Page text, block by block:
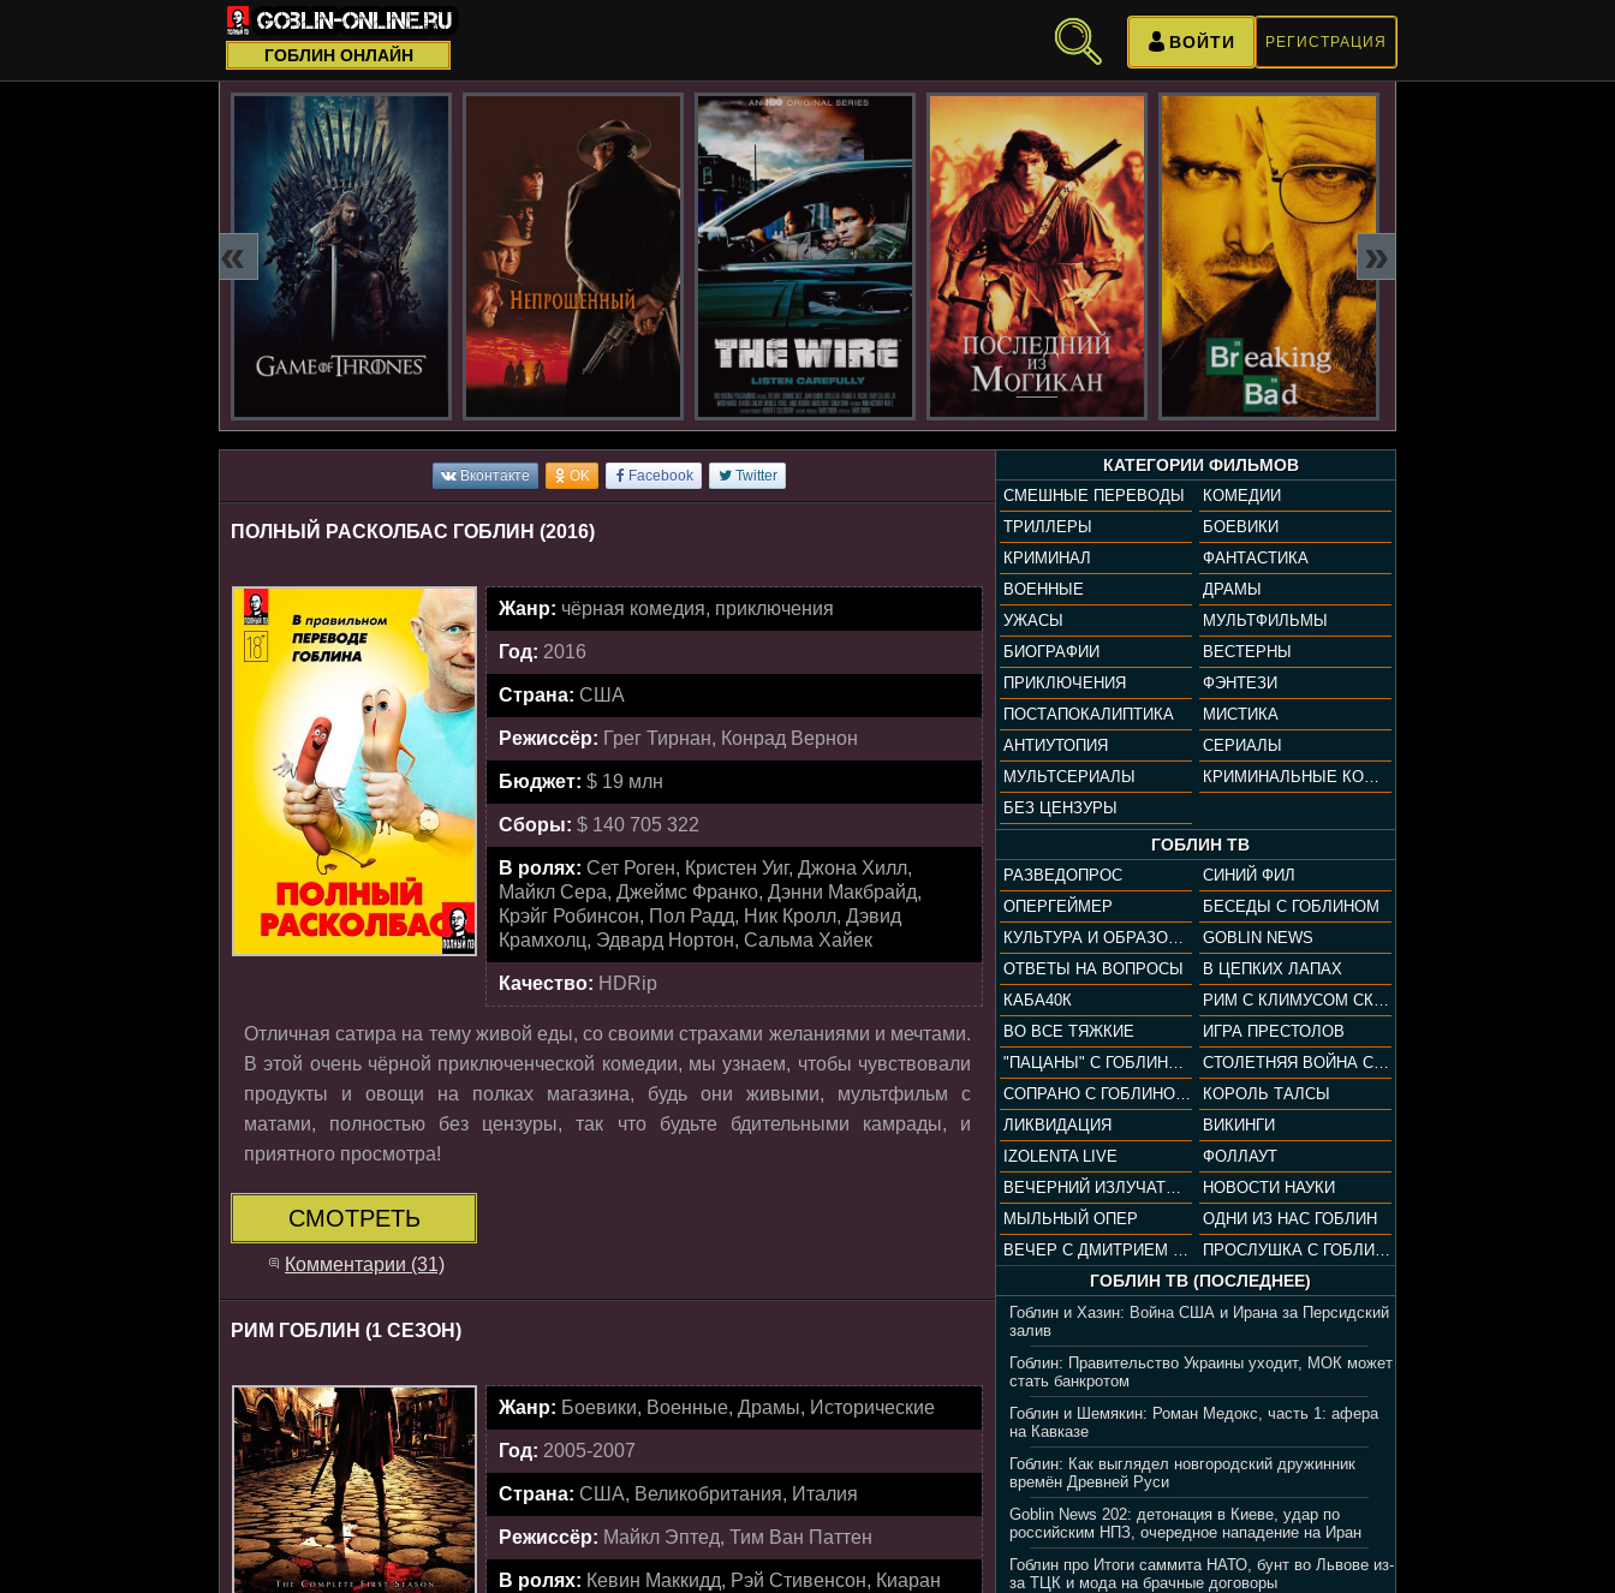
ГОБЛИН ОНЛАЙН
РЕГИСТРАЦИЯ
ВОЙТИ
« »
КАТЕГОРИИ ФИЛЬМОВ
СМЕШНЫЕ ПЕРЕВОДЫ
КОМЕДИИ
ТРИЛЛЕРЫ
БОЕВИКИ
КРИМИНАЛ
ФАНТАСТИКА
ВОЕННЫЕ
ДРАМЫ
УЖАСЫ
МУЛЬТФИЛЬМЫ
БИОГРАФИИ
ВЕСТЕРНЫ
ПРИКЛЮЧЕНИЯ
ФЭНТЕЗИ
ПОСТАПОКАЛИПТИКА
МИСТИКА
АНТИУТОПИЯ
СЕРИАЛЫ
МУЛЬТСЕРИАЛЫ
КРИМИНАЛЬНЫЕ КОМЕДИИ
БЕЗ ЦЕНЗУРЫ
ГОБЛИН ТВ
РАЗВЕДОПРОС
СИНИЙ ФИЛ
ОПЕРГЕЙМЕР
БЕСЕДЫ С ГОБЛИНОМ
КУЛЬТУРА И ОБРАЗОВАНИЕ
GOBLIN NEWS
ОТВЕТЫ НА ВОПРОСЫ
В ЦЕПКИХ ЛАПАХ
КАБА40К
РИМ С КЛИМУСОМ СКАРАБЕУСОМ
ВО ВСЕ ТЯЖКИЕ
ИГРА ПРЕСТОЛОВ
"ПАЦАНЫ" С ГОБЛИНОМ
СТОЛЕТНЯЯ ВОЙНА С КЛИМОМ ЖУКОВЫМ И ГОБЛИНОМ
СОПРАНО С ГОБЛИНОМ (РАЗБОР СЕРИАЛА)
КОРОЛЬ ТАЛСЫ
ЛИКВИДАЦИЯ
ВИКИНГИ
IZOLENTA LIVE
ФОЛЛАУТ
ВЕЧЕРНИЙ ИЗЛУЧАТЕЛЬ
НОВОСТИ НАУКИ
МЫЛЬНЫЙ ОПЕР
ОДНИ ИЗ НАС ГОБЛИН
ВЕЧЕР С ДМИТРИЕМ ПУЧКОВЫМ
ПРОСЛУШКА С ГОБЛИНОМ
ГОБЛИН ТВ (ПОСЛЕДНЕЕ)
Гоблин и Хазин: Война США и Ирана за Персидский
залив
Гоблин: Правительство Украины уходит, МОК может
стать банкротом
Гоблин и Шемякин: Роман Медокс, часть 1: афера
на Кавказе
Гоблин: Как выглядел новгородский дружинник
времён Древней Руси
Goblin News 202: детонация в Киеве, удар по
российским НПЗ, очередное нападение на Иран
Гоблин про Итоги саммита НАТО, бунт во Львове из-
за ТЦК и мода на брачные договоры
Вконтакте OK Facebook Twitter
ПОЛНЫЙ РАСКОЛБАС ГОБЛИН (2016)
Жанр: чёрная комедия, приключения
Год: 2016
Страна: США
Режиссёр: Грег Тирнан, Конрад Вернон
Бюджет: $ 19 млн
Сборы: $ 140 705 322
В ролях: Сет Роген, Кристен Уиг, Джона Хилл,
Майкл Сера, Джеймс Франко, Дэнни Макбрайд,
Крэйг Робинсон, Пол Радд, Ник Кролл, Дэвид
Крамхолц, Эдвард Нортон, Сальма Хайек
Качество: HDRip
Отличная сатира на тему живой еды, со своими страхами желаниями и мечтами.
В этой очень чёрной приключенческой комедии, мы узнаем, чтобы чувствовали
продукты и овощи на полках магазина, будь они живыми, мультфильм с
матами, полностью без цензуры, так что будьте бдительными камрады, и
приятного просмотра!
СМОТРЕТЬ
Комментарии (31)
РИМ ГОБЛИН (1 СЕЗОН)
Жанр: Боевики, Военные, Драмы, Исторические
Год: 2005-2007
Страна: США, Великобритания, Италия
Режиссёр: Майкл Эптед, Тим Ван Паттен
В ролях: Кевин Маккидд, Рэй Стивенсон, Киаран